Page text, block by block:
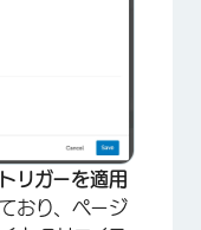
リガーを適用
おり、ページ